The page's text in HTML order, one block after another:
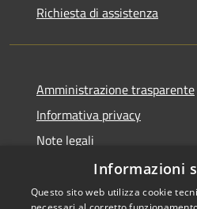
Richiesta di assistenza
Amministrazione trasparente
Informativa privacy
Note legali
Dichiarazione di accessibilità
Informazioni
Questo sito web utilizza cookie